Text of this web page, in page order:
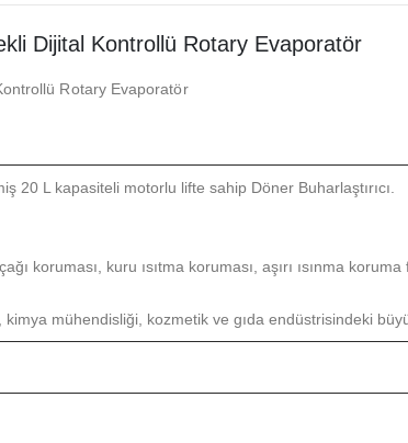
Dijital Kontrollü Rotary Evaporatör
Rotary Evaporatör
20 L kapasiteli motorlu lifte sahip Döner Buharlaştırıcı.
koruması, kuru ısıtma koruması, aşırı ısınma
mühendisliği, kozmetik ve gıda endüstrisindeki